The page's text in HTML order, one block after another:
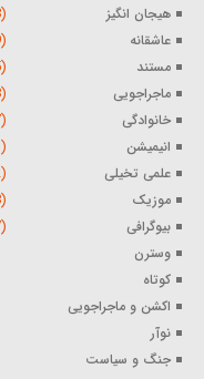
هیجان انگیز (9528)
عاشقانه (6809)
مستند (5795)
ماجراجویی (3988)
خانوادگی (2917)
انیمیشن (2673)
علمی تخیلی (1812)
موزیک (1548)
بیوگرافی (1027)
وسترن
کوتاه
اکشن و ماجراجویی
نوآر
جنگ و سیاست